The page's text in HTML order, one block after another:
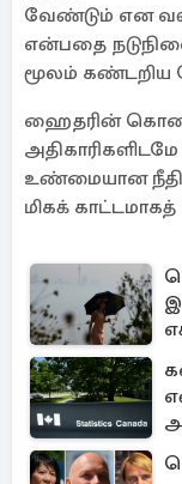
வேண்டும் என
என்பதை
மூலம் கண்டறிய
ஹைதரின்
உண்மையான நீதி
மிகக் காட்டமாகத்